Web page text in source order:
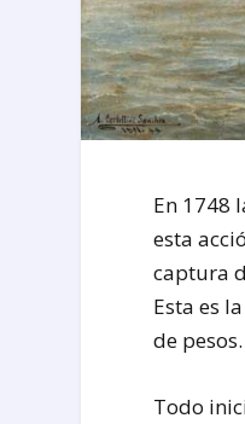
En 1748
esta
captura
Esta es
de
Todo